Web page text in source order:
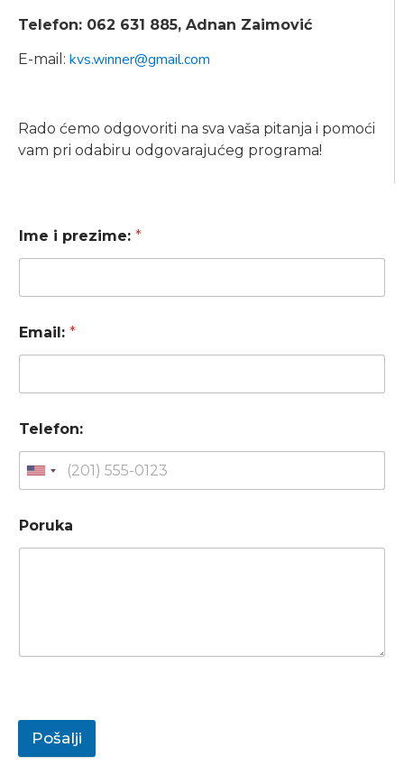
Telefon: 062 631 885, Adnan Zaimović
E-mail: kvs.winner@gmail.com
Rado ćemo odgovoriti na sva vaša pitanja i pomoći
vam pri odabiru odgovarajućeg programa!
Ime i prezime: *
Email: *
Telefon:
Poruka
Pošalji